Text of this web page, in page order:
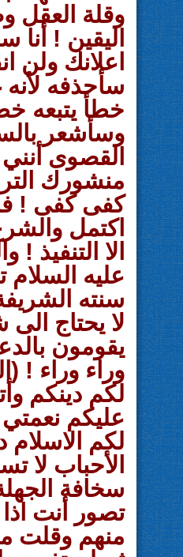
وقلة العقل
اليقين !
اعلانك ولن
سأحذفه لأنه
خطأ يتبعه
وسأشعر
القصوى
منشورك
كفى كفى !
اكتمل
الا التنفيذ
عليه السلام
سنته
لا يحتاج
يقومون
وراء وراء !
لكم دينكم
عليكم
لكم الاسلام
الأحباب لا
سخافة
تصور أنت
منهم وقلت